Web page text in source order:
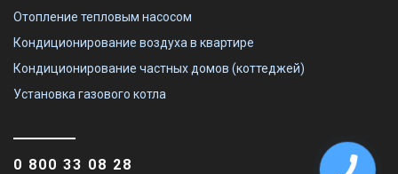
Отопление тепловым насосом
Кондиционирование воздуха в квартире
Кондиционирование частных домов (коттеджей)
Установка газового котла
0 800 33 08 28